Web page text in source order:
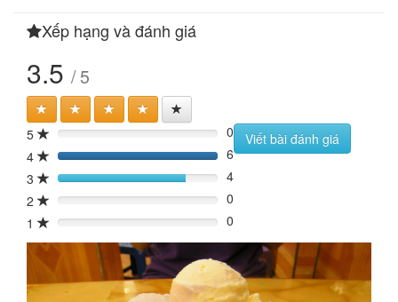
Xếp hạng và đánh giá
3.5 / 5
5 0%
0
4
120%
6
3
80%
4
2
0%
0
1
0% 0
Viết bài đánh giá